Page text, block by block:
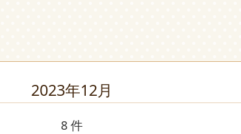
2023年12月
8 件